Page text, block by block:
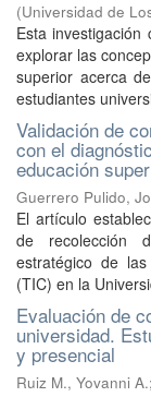
(Universidad de
Esta
explorar las
superior acerca
estudiantes
Validación de
con el
educación
Guerrero Pulido,
El artículo
de recolección
estratégico de
(TIC) en la
Evaluación de
universidad.
y presencial
Ruiz M., Yovanni A.;